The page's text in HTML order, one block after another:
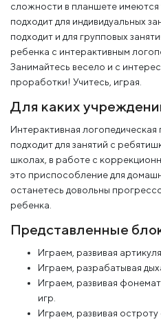
сложности в планшете
подходит для индивидуальных
подходит и для групповых
ребенка с интерактивным
Занимайтесь весело и с
проработки! Учитесь, играя.
Для каких
Интерактивная логопедическая
подходит для занятий с
школах, в работе с
это приспособление для
останетесь довольны
ребенка.
Представленные
Играем, развивая
Играем, разрабатывая
Играем, развивая
игр.
Играем, развивая остроту